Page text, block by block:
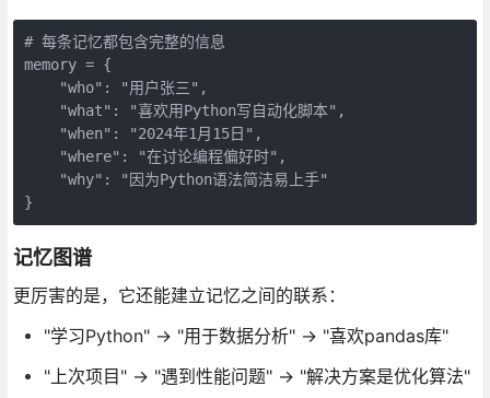
# 每条记忆都包含完整的信息
memory = {
    "who": "用户张三",
    "what": "喜欢用Python写自动化脚本",
    "when": "2024年1月15日",
    "where": "在讨论编程偏好时",
    "why": "因为Python语法简洁易上手"
}
记忆图谱
更厉害的是，它还能建立记忆之间的联系：
"学习Python" → "用于数据分析" → "喜欢pandas库"
"上次项目" → "遇到性能问题" → "解决方案是优化算法"